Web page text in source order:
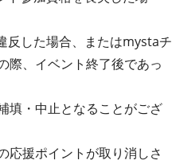
反した場合、またはmystaチ
際、イベント終了後であっ
填・中止となることがござ
応援ポイントが取り消しさ